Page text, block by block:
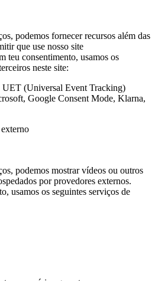
podemos fornecer recursos além das
que use nosso site
teu consentimento, usamos os
neste site:
UET (Universal Event Tracking)
Google Consent Mode, Klarna,
podemos mostrar vídeos ou outros
por provedores externos.
usamos os seguintes serviços de